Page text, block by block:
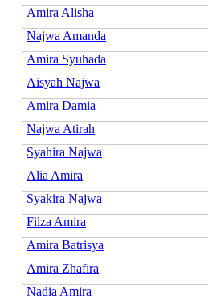
Amira Alisha
Najwa Amanda
Amira Syuhada
Aisyah Najwa
Amira Damia
Najwa Atirah
Syahira Najwa
Alia Amira
Syakira Najwa
Filza Amira
Amira Batrisya
Amira Zhafira
Nadia Amira